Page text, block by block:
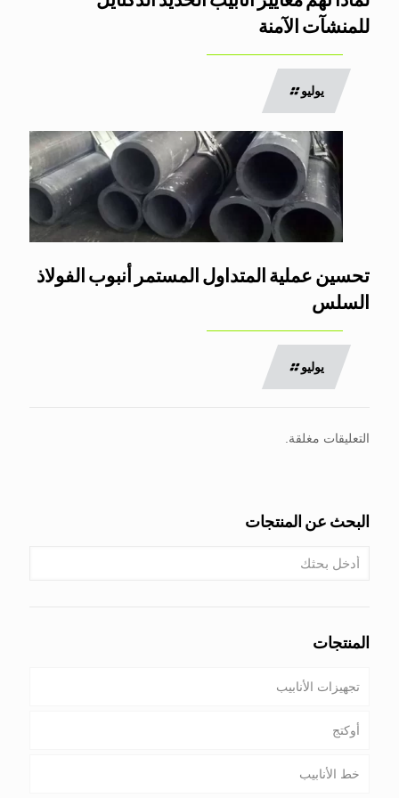
للمنشآت الآمنة
يوليو
تحسين عملية المتداول المستمر أنبوب الفولاذ
السلس
يوليو
التعليقات مغلقة.
البحث عن المنتجات
المنتجات
تجهيزات الأنابيب
أوكتج
أنابيب & غلاف
خط الأنابيب